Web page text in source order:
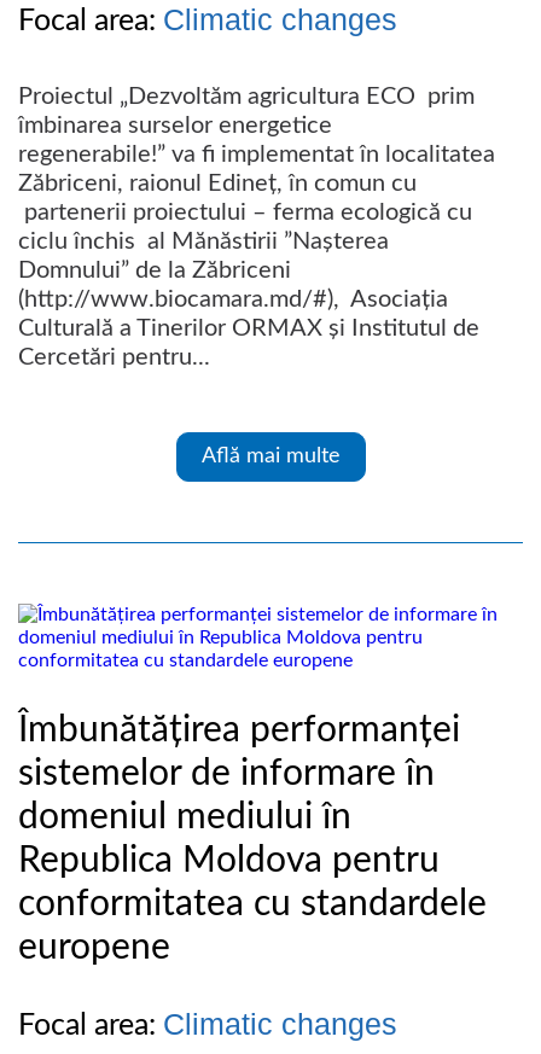
Focal area: Climatic changes
Proiectul „Dezvoltăm agricultura ECO prim
îmbinarea surselor energetice
regenerabile!” va fi implementat în localitatea
Zăbriceni, raionul Edineț, în comun cu
partenerii proiectului – ferma ecologică cu
ciclu închis al Mănăstirii ”Nașterea
Domnului” de la Zăbriceni
(http://www.biocamara.md/#), Asociația
Culturală a Tinerilor ORMAX și Institutul de
Cercetări pentru...
Află mai multe
Îmbunătățirea performanței
sistemelor de informare în
domeniul mediului în
Republica Moldova pentru
conformitatea cu standardele
europene
Focal area: Climatic changes